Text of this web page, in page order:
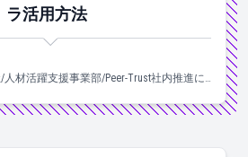
ラ活用方法
人材活躍支援事業部/Peer-Trust社内推進に